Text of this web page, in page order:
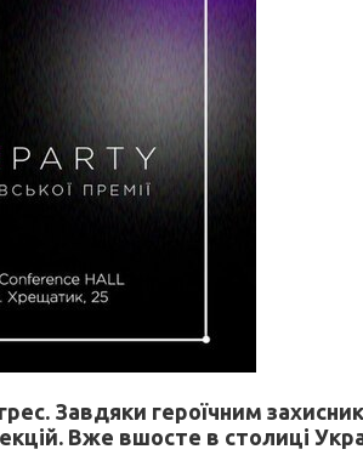
Завдяки героїчним
Вже вшосте в столиці